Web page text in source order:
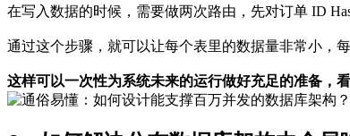
在写入数据的时候，需要做两次路由，先对订单 ID
通过这个步骤，就可以让每个表里的数据量非常小，
这样可以一次性为系统未来的运行做好充足的准备，